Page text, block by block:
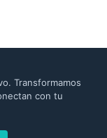
Transformamos
con tu